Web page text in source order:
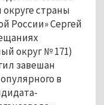
страны
России» Сергей
округ № 171)
завешан
в